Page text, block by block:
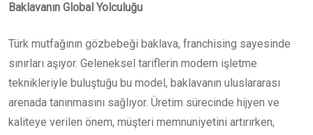
Baklavanın Global Yolculuğu
Türk mutfağının gözbebeği baklava, franchising sayesinde
sınırları aşıyor. Geleneksel tariflerin modern işletme
teknikleriyle buluştuğu bu model, baklavanın uluslararası
arenada tanınmasını sağlıyor. Üretim sürecinde hijyen ve
kaliteye verilen önem, müşteri memnuniyetini artırırken,